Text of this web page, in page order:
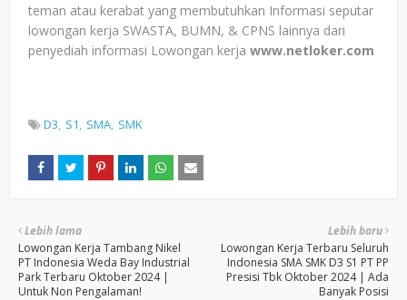
teman atau kerabat yang membutuhkan Informasi seputar
lowongan kerja SWASTA, BUMN, & CPNS lainnya dari
penyediah informasi Lowongan kerja www.netloker.com
D3 S1 SMA SMK
Lebih baru
Lowongan Kerja Terbaru Seluruh
Indonesia SMA SMK D3 S1 PT PP
Presisi Tbk Oktober 2024 | Ada
Banyak Posisi
Lebih lama
Lowongan Kerja Tambang Nikel
PT Indonesia Weda Bay Industrial
Park Terbaru Oktober 2024 |
Untuk Non Pengalaman!